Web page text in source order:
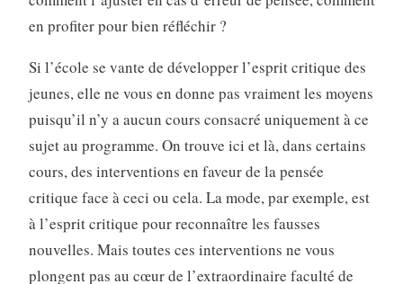
en profiter pour bien réfléchir ?
Si l’école se vante de développer l’esprit critique des
jeunes, elle ne vous en donne pas vraiment les moyens
puisqu’il n’y a aucun cours consacré uniquement à ce
sujet au programme. On trouve ici et là, dans certains
cours, des interventions en faveur de la pensée
critique face à ceci ou cela. La mode, par exemple, est
à l’esprit critique pour reconnaître les fausses
nouvelles. Mais toutes ces interventions ne vous
plongent pas au cœur de l’extraordinaire faculté de